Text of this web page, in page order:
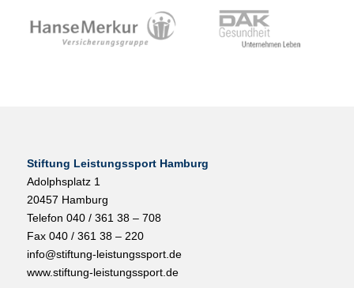
Stiftung Leistungssport Hamburg
Adolphsplatz 1
20457 Hamburg
Telefon 040 / 361 38 – 708
Fax 040 / 361 38 – 220
info@stiftung-leistungssport.de
www.stiftung-leistungssport.de